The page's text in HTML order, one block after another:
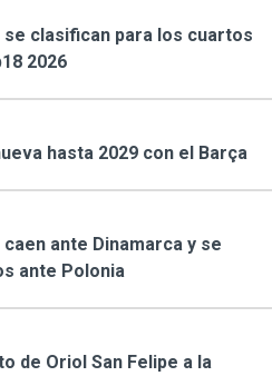
clasifican para los cuartos
2026
hasta 2029 con el Barça
ante Dinamarca y se
ante Polonia
de Oriol San Felipe a la